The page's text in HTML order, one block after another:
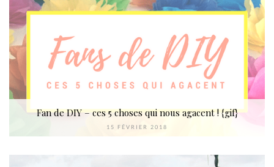
Fan de DIY – ces 5 choses qui nous agacent ! {gif}
15 FÉVRIER 2018